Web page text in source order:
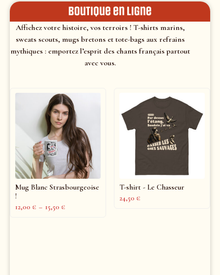
Boutique en ligne
Affichez votre histoire, vos terroirs ! T-shirts marins,
sweats scouts, mugs bretons et tote-bags aux refrains
mythiques : emportez l’esprit des chants français partout
avec vous.
Mug Blanc Strasbourgeoise
!
12,00 € – 15,50 €
T-shirt - Le Chasseur
24,50 €